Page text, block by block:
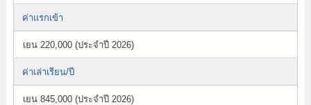
ค่าแรกเข้า
เยน 220,000 (ประจำปี 2026)
ค่าเล่าเรียน/ปี
เยน 845,000 (ประจำปี 2026)